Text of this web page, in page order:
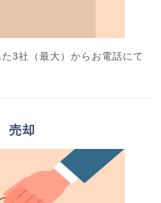
3社（最大）からお電話にて
売却